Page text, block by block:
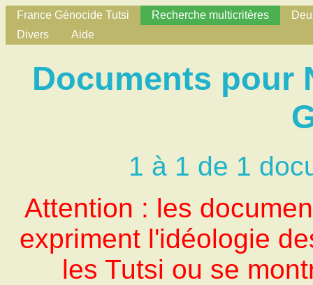
France Génocide Tutsi Recherche multicritères
Divers
Aide
Documents pour
1 à 1 de 1
Attention : les
expriment l'idéologie
les Tutsi ou se